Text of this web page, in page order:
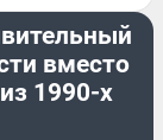
вместо
1990-х